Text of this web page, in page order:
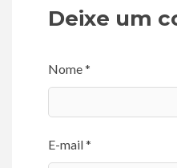
Deixe um
Nome *
E-mail *